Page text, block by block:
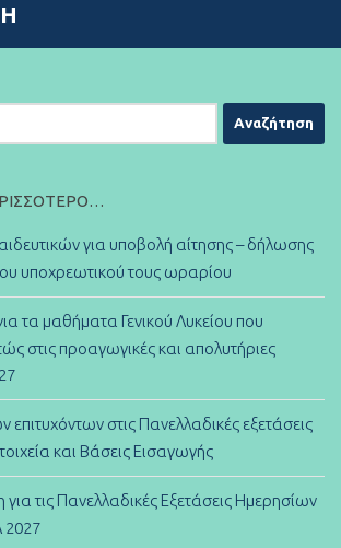
για υποβολή αίτησης – δήλωσης
υποχρεωτικού τους ωραρίου
τα μαθήματα Γενικού Λυκείου που
στις προαγωγικές και απολυτήριες
στις Πανελλαδικές εξετάσεις
και Βάσεις Εισαγωγής
για τις Πανελλαδικές Εξετάσεις Ημερησίων
2027